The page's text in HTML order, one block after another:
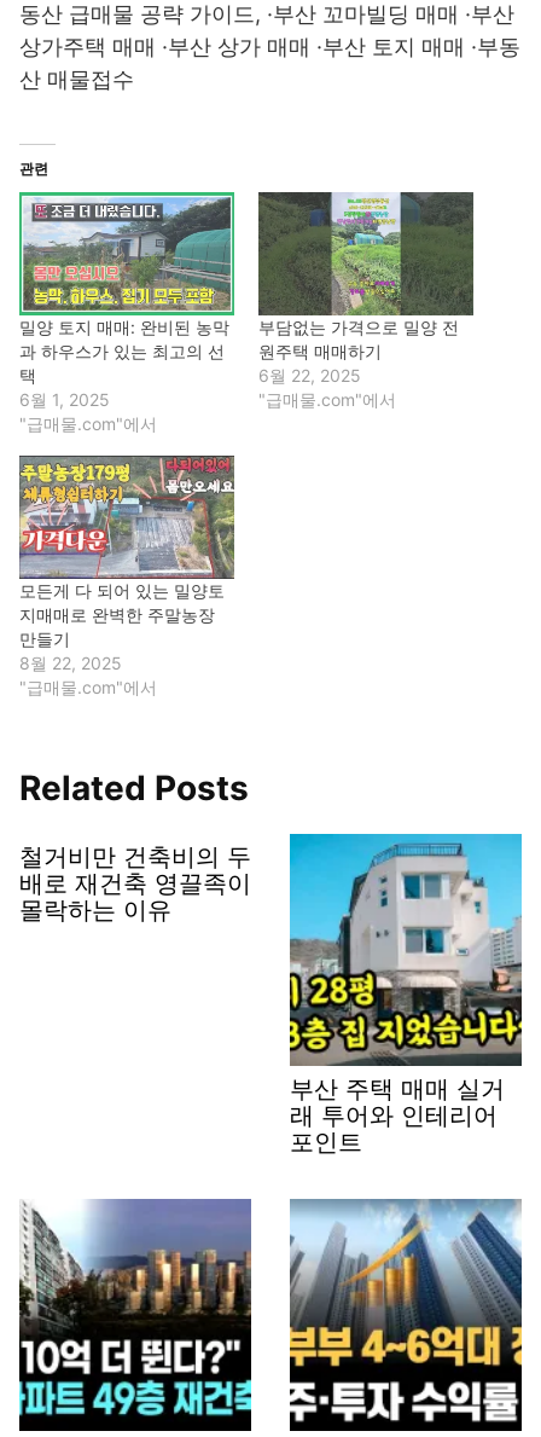
동산 급매물 공략 가이드, ·부산 꼬마빌딩 매매 ·부산
상가주택 매매 ·부산 상가 매매 ·부산 토지 매매 ·부동
산 매물접수
관련
밀양 토지 매매: 완비된 농막
과 하우스가 있는 최고의 선
택
6월 1, 2025
"급매물.com"에서
부담없는 가격으로 밀양 전
원주택 매매하기
6월 22, 2025
"급매물.com"에서
모든게 다 되어 있는 밀양토
지매매로 완벽한 주말농장
만들기
8월 22, 2025
"급매물.com"에서
Related Posts
철거비만 건축비의 두
배로 재건축 영끌족이
몰락하는 이유
부산 주택 매매 실거
래 투어와 인테리어
포인트